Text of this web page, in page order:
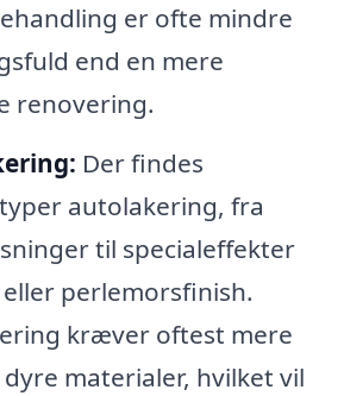
er ofte mindre
end en mere
renovering.
Der findes
autolakering, fra
til specialeffekter
perlemorsfinish.
kræver oftest mere
materialer, hvilket vil